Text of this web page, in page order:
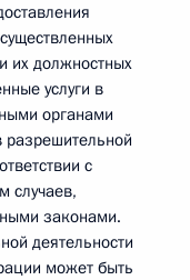
их должностных
услуги в
органами
разрешительной
с
случаев,
законами.
деятельности
может быть